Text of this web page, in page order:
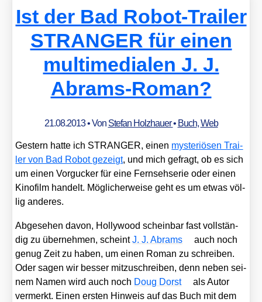
und
Doug
Dorst
Ist der Bad Robot-Trailer
STRANGER für einen
multimedialen J. J.
Abrams-Roman?
21.08.2013• Von Stefan Holzhauer• Buch,Web
Ges­tern hat­te ich STRANGER, einen mys­te­riö­sen Trai­
ler von Bad Robot gezeigt, und mich gefragt, ob es sich
um einen Vor­gu­cker für eine Fern­seh­se­rie oder einen
Kino­film han­delt. Mög­li­cher­wei­se geht es um etwas völ­
lig ande­res.
Abge­se­hen davon, Hol­ly­wood schein­bar fast voll­stän­
dig zu über­neh­men, scheintJ. J. Abrams
auch noch
genug Zeit zu haben, um einen Roman zu schrei­ben.
Oder sagen wir bes­ser mit­zu­schrei­ben, denn neben sei­
nem Namen wird auch noch Doug Dorst
als Autor
ver­merkt. Einen ers­ten Hin­weis auf das Buch mit dem